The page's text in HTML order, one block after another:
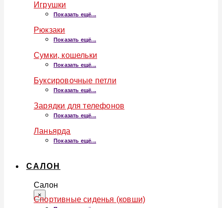
Игрушки
Показать ещё...
Рюкзаки
Показать ещё...
Сумки, кошельки
Показать ещё...
Буксировочные петли
Показать ещё...
Зарядки для телефонов
Показать ещё...
Ланьярда
Показать ещё...
САЛОН
Салон
×
Спортивные сиденья (ковши)